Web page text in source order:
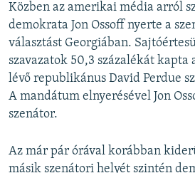
Közben az amerikai média arról
demokrata Jon Ossoff nyerte a
választást Georgiában.
szavazatok 50,3 százalékát
lévő republikánus David Perdue
A mandátum elnyerésével Jon
szenátor.
Az már pár órával korábban
másik szenátori helyét szintén